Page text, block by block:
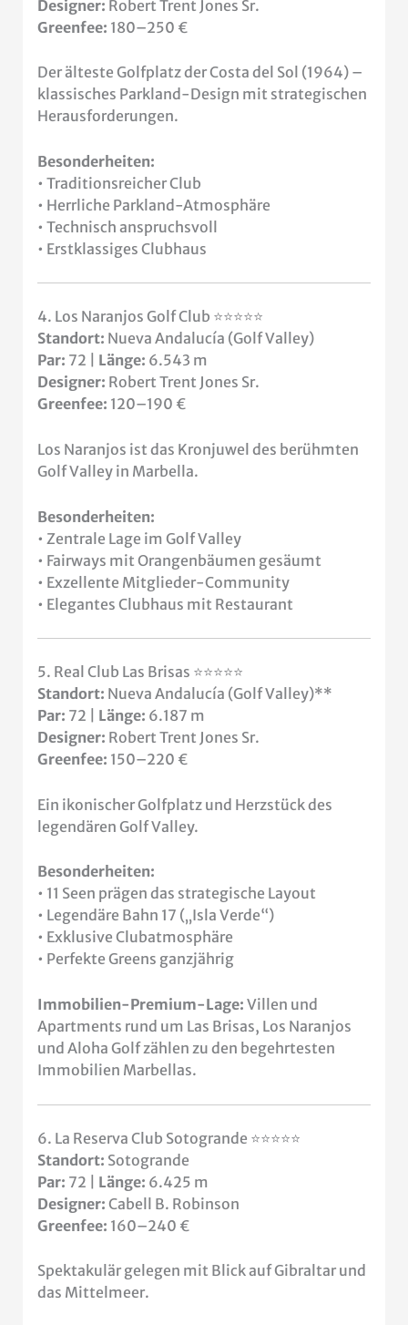
Designer: Robert Trent Jones Sr.
Greenfee: 180–250 €
Der älteste Golfplatz der Costa del Sol (1964) –
klassisches Parkland-Design mit strategischen
Herausforderungen.
Besonderheiten:
• Traditionsreicher Club
• Herrliche Parkland-Atmosphäre
• Technisch anspruchsvoll
• Erstklassiges Clubhaus
4. Los Naranjos Golf Club ⭐⭐⭐⭐⭐
Standort: Nueva Andalucía (Golf Valley)
Par: 72 | Länge: 6.543 m
Designer: Robert Trent Jones Sr.
Greenfee: 120–190 €
Los Naranjos ist das Kronjuwel des berühmten
Golf Valley in Marbella.
Besonderheiten:
• Zentrale Lage im Golf Valley
• Fairways mit Orangenbäumen gesäumt
• Exzellente Mitglieder-Community
• Elegantes Clubhaus mit Restaurant
5. Real Club Las Brisas ⭐⭐⭐⭐⭐
Standort: Nueva Andalucía (Golf Valley)**
Par: 72 | Länge: 6.187 m
Designer: Robert Trent Jones Sr.
Greenfee: 150–220 €
Ein ikonischer Golfplatz und Herzstück des
legendären Golf Valley.
Besonderheiten:
• 11 Seen prägen das strategische Layout
• Legendäre Bahn 17 („Isla Verde“)
• Exklusive Clubatmosphäre
• Perfekte Greens ganzjährig
Immobilien-Premium-Lage: Villen und
Apartments rund um Las Brisas, Los Naranjos
und Aloha Golf zählen zu den begehrtesten
Immobilien Marbellas.
6. La Reserva Club Sotogrande ⭐⭐⭐⭐⭐
Standort: Sotogrande
Par: 72 | Länge: 6.425 m
Designer: Cabell B. Robinson
Greenfee: 160–240 €
Spektakulär gelegen mit Blick auf Gibraltar und
das Mittelmeer.